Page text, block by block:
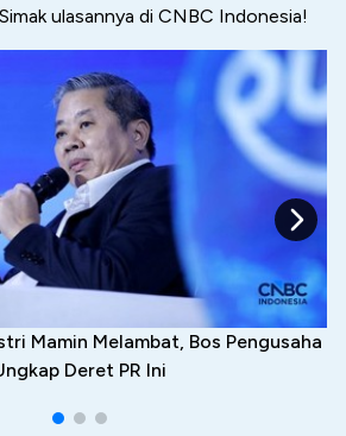
ulasannya di CNBC Indonesia!
Mamin Melambat, Bos Pengusaha
Deret PR Ini